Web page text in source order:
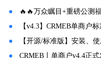
🔥🔥万众瞩目+重磅公测福
【v4.3】CRMEB单商户标准
【开源/标准版】安装、
CRMEB丨单商户v4.4正式发布，更